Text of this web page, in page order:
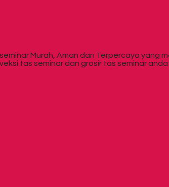
Murah, Aman dan Terpercaya yang
tas seminar dan grosir tas seminar